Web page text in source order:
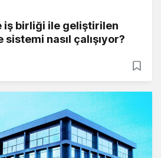
iş birliği ile geliştirilen
sistemi nasıl çalışıyor?